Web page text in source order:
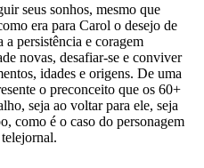
seus sonhos, mesmo que
era para Carol o desejo de
persistência e coragem
novas, desafiar-se e conviver
idades e origens. De uma
o preconceito que os 60+
seja ao voltar para ele, seja
como é o caso do personagem